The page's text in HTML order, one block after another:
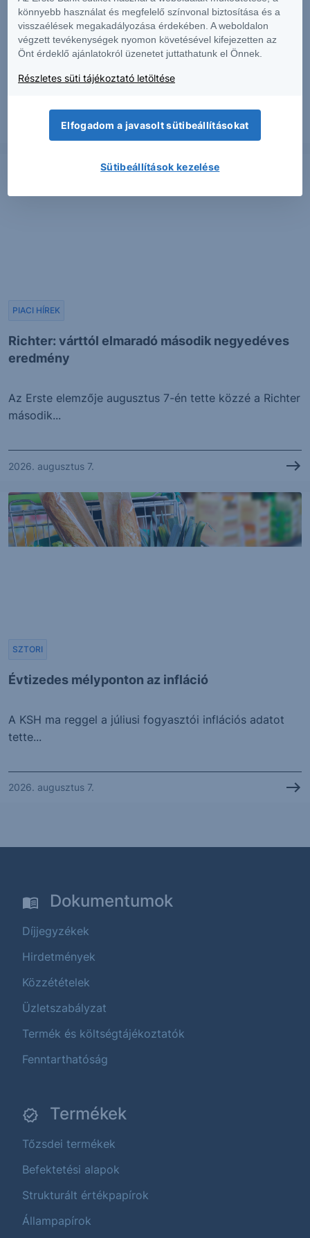
Erős lett a MOL második negyedéve
PIACI HÍREK
2026. augusztus 7.
Richter: várttól elmaradó második negyedéves
eredmény
PIACI HÍREK
Az Erste elemzője augusztus 7-én tette közzé a Richter
második...
2026. augusztus 7.
Évtizedes mélyponton az infláció
SZTORI
A KSH ma reggel a júliusi fogyasztói inflációs adatot
tette...
2026. augusztus 7.
Dokumentumok
Díjjegyzékek
Hirdetmények
Közzétételek
Üzletszabályzat
Termék és költségtájékoztatók
Fenntarthatóság
Termékek
Tőzsdei termékek
Befektetési alapok
Strukturált értékpapírok
Állampapírok
könnyebb használat és megfelelő színvonal biztosítása és a
visszaélések megakadályozása érdekében. A weboldalon
végzett tevékenységek nyomon követésével kifejezetten az
Önt érdeklő ajánlatokról üzenetet juttathatunk el Önnek.
Részletes süti tájékoztató letöltése
Elfogadom a javasolt sütibeállításokat
Sütibeállítások kezelése